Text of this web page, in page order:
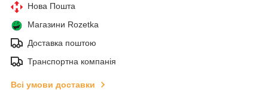
Нова Пошта
Магазини Rozetka
Доставка поштою
Транспортна компанія
Всі умови доставки